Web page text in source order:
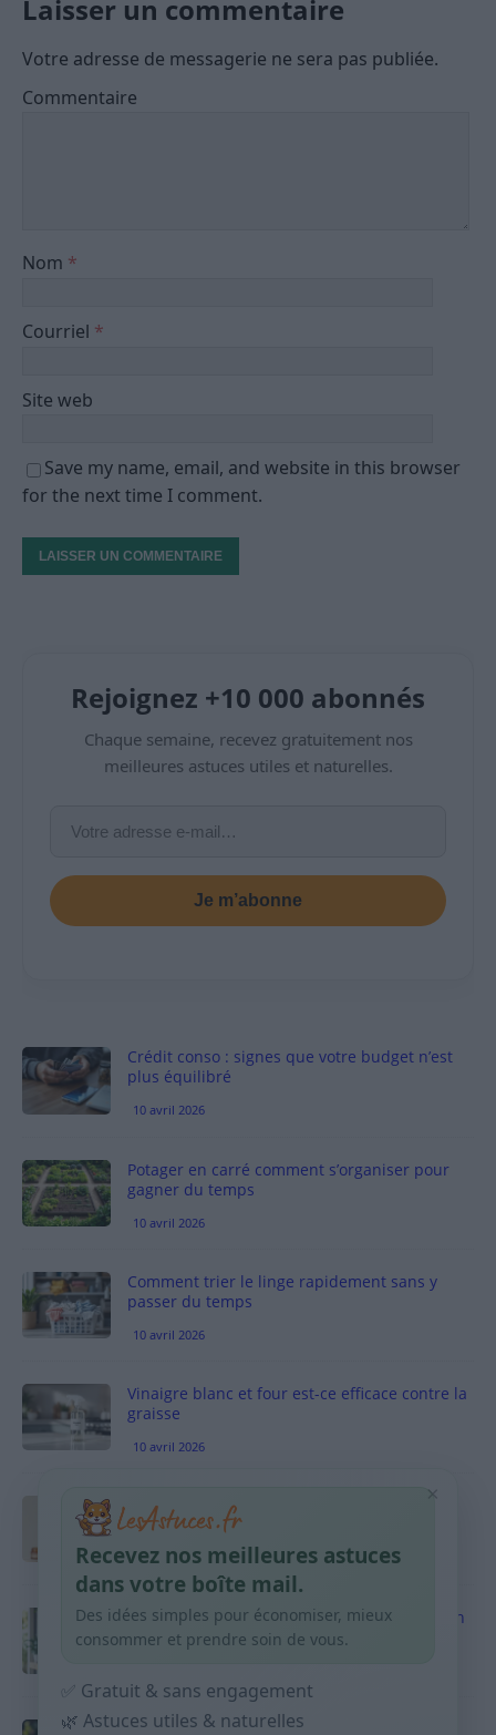
Laisser un commentaire
Votre adresse de messagerie ne sera pas publiée.
Commentaire
Nom *
Courriel *
Site web
Save my name, email, and website in this browser
for the next time I comment.
Rejoignez +10 000 abonnés
Chaque semaine, recevez gratuitement nos
meilleures astuces utiles et naturelles.
Je m’abonne
Crédit conso : signes que votre budget n’est
plus équilibré
10 avril 2026
Potager en carré comment s’organiser pour
gagner du temps
10 avril 2026
Comment trier le linge rapidement sans y
passer du temps
10 avril 2026
Vinaigre blanc et four est-ce efficace contre la
graisse
10 avril 2026
Taches pigmentaires : routine simple +
habitudes qui aident
9 avril 2026
Produits ménagers : comment économiser en
courses sans acheter 10 sprays
Budget mensuel : méthode rapide pour
×
Recevez nos meilleures astuces
dans votre boîte mail.
Des idées simples pour économiser, mieux
consommer et prendre soin de vous.
✅ Gratuit & sans engagement
🌿 Astuces utiles & naturelles